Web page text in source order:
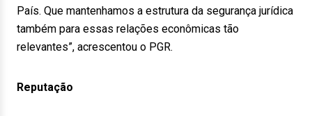
País. Que mantenhamos a estrutura da segurança jurídica
também para essas relações econômicas tão
relevantes”, acrescentou o PGR.
Reputação